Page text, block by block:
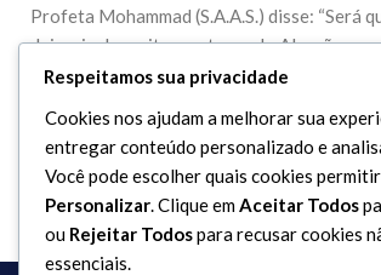
Profeta Mohammad (S.A.A.S.) disse: “Será
deixaria de recitar um terço do Alcorão em
seja, ele (S.A.A.S.) quis demonstrar o valor
capítulo que fala a respeito da unicidade de
Respeitamos sua privacidade
Cookies nos ajudam a melhorar sua
entregar conteúdo personalizado e
Você pode escolher quais cookies
Personalizar. Clique emAceitar Todos
ou Rejeitar Todospara recusar cookies
essenciais.